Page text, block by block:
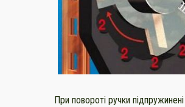
При повороті ручки підпружинені